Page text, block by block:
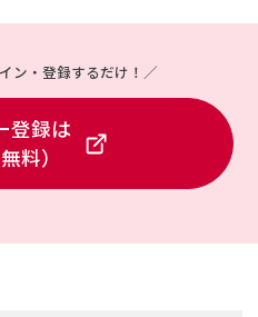
ン・登録するだけ！／
登録は
料）